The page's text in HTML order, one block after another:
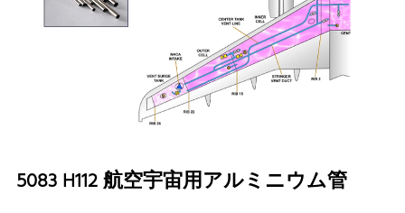
5083 H112 航空宇宙用アルミニウム管